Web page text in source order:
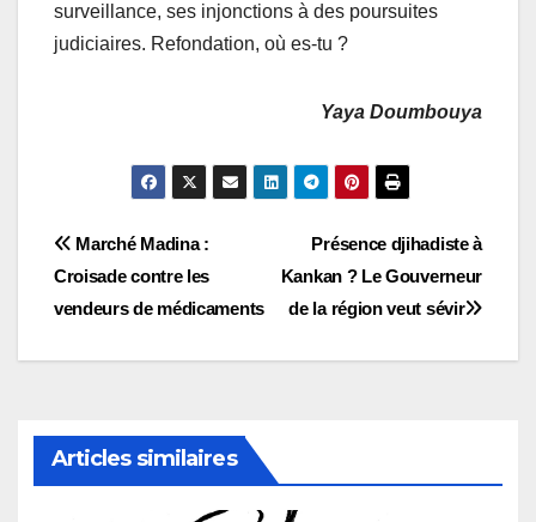
surveillance, ses injonctions à des poursuites
judiciaires. Refondation, où es-tu ?
Yaya Doumbouya
Navigation
de
l’article
Présence djihadiste à
Kankan ? Le Gouverneur
de la région veut sévir
Marché Madina :
Croisade contre les
vendeurs de médicaments
Articles similaires